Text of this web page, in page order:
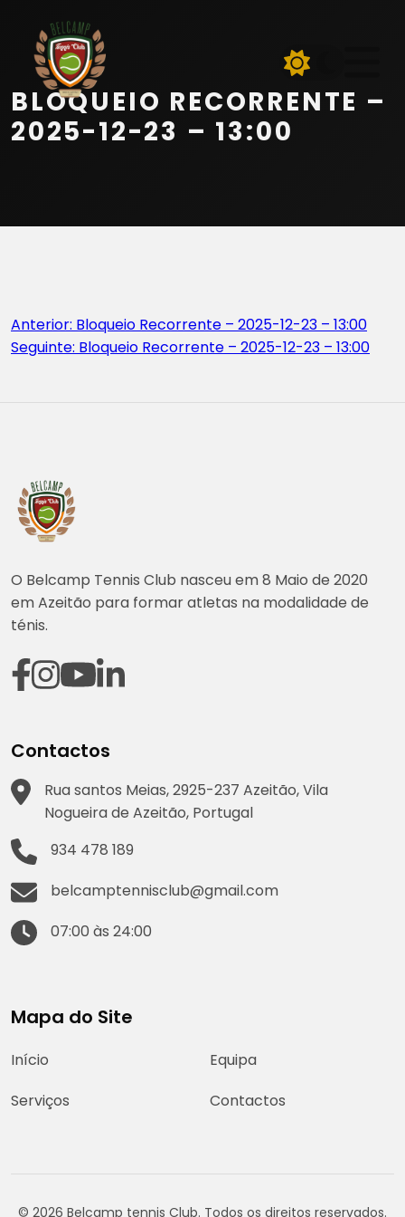
Início
Equipa
Serviços
Beach Tennis
BLOQUEIO RECORRENTE –
2025-12-23 – 13:00
Navegação
de
Anterior: Bloqueio Recorrente – 2025-12-23 – 13:00
Seguinte: Bloqueio Recorrente – 2025-12-23 – 13:00
O Belcamp Tennis Club nasceu em 8 Maio de 2020
em Azeitão para formar atletas na modalidade de
ténis.
Contactos
Rua santos Meias, 2925-237 Azeitão, Vila
Nogueira de Azeitão, Portugal
934 478 189
belcamptennisclub@gmail.com
07:00 às 24:00
Mapa do Site
Início
Equipa
Serviços
Contactos
© 2026 Belcamp tennis Club. Todos os direitos reservados.